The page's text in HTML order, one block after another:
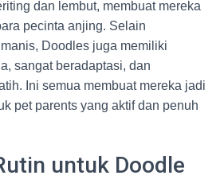
dan lembut, membuat mereka
pecinta anjing. Selain
Doodles juga memiliki
sangat beradaptasi, dan
Ini semua membuat mereka jadi
pet parents yang aktif dan penuh
untuk Doodle